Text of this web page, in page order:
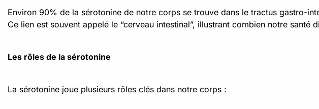
Environ 90% de la sérotonine de notre corps se trouve dans le tractus gastro-
Ce lien est souvent appelé le “cerveau intestinal”, illustrant combien notre santé
Les rôles de la sérotonine
La sérotonine joue plusieurs rôles clés dans notre corps :